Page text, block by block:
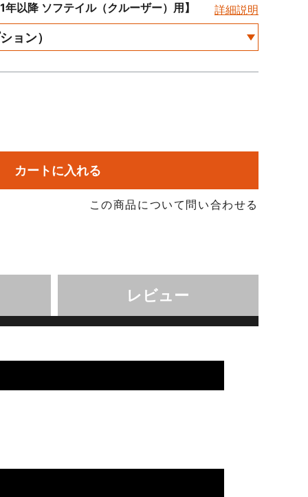
以降 ソフテイル（クルーザー）用】 詳細説明
カートに入れる
この商品について問い合わせる
レビュー